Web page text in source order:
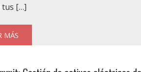
tus […]
MÁS